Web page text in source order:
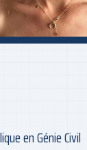
en Génie Civil